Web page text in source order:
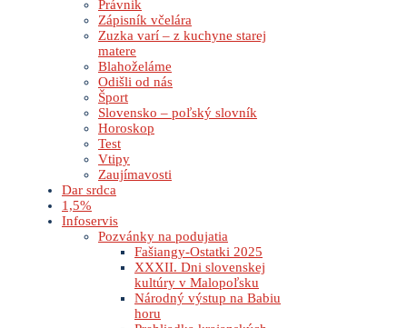
Právnik
Zápisník včelára
Zuzka varí – z kuchyne starej
matere
Blahoželáme
Odišli od nás
Šport
Slovensko – poľský slovník
Horoskop
Test
Vtipy
Zaujímavosti
Dar srdca
1,5%
Infoservis
Pozvánky na podujatia
Fašiangy-Ostatki 2025
XXXII. Dni slovenskej
kultúry v Malopoľsku
Národný výstup na Babiu
horu